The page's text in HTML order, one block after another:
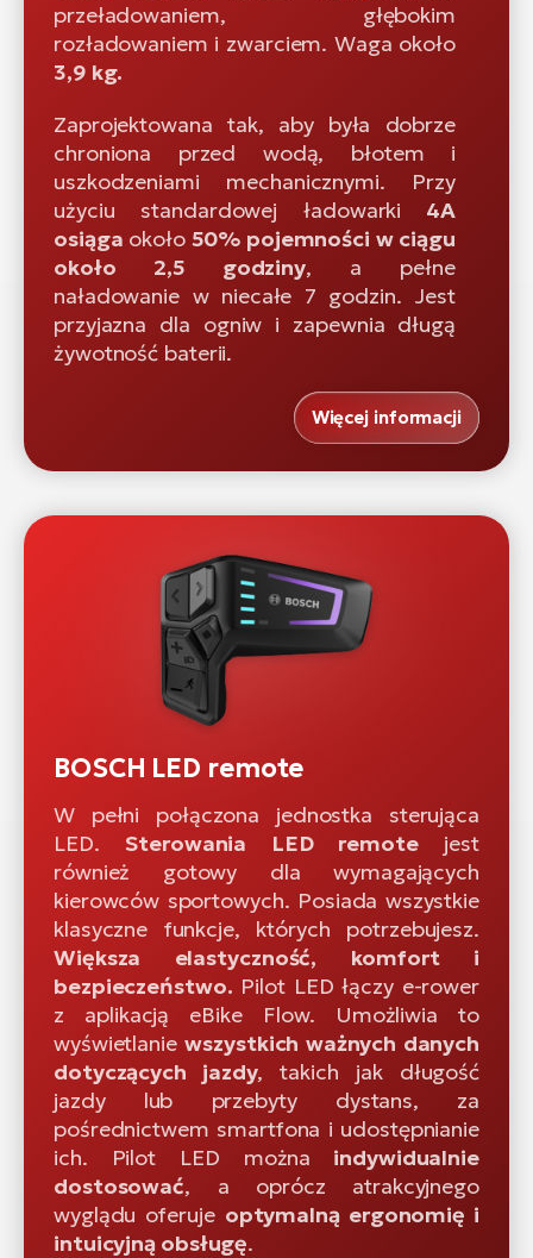
przeładowaniem, głębokim
rozładowaniem i zwarciem. Waga około
3,9 kg.
Zaprojektowana tak, aby była dobrze
chroniona przed wodą, błotem i
uszkodzeniami mechanicznymi. Przy
użyciu standardowej ładowarki 4A
osiąga około50% pojemności w ciągu
około 2,5 godziny, a pełne
naładowanie w niecałe 7 godzin. Jest
przyjazna dla ogniw i zapewnia długą
żywotność baterii.
Więcej informacji
BOSCH LED remote
W pełni połączona jednostka sterująca
LED.Sterowania LED remotejest
również gotowy dla wymagających
kierowców sportowych. Posiada wszystkie
klasyczne funkcje, których potrzebujesz.
Większa elastyczność, komfort i
bezpieczeństwo. Pilot LED łączy e-rower
z aplikacją eBike Flow. Umożliwia to
wyświetlaniewszystkich ważnych danych
dotyczących jazdy, takich jak długość
jazdy lub przebyty dystans, za
pośrednictwem smartfona i udostępnianie
ich. Pilot LED można indywidualnie
dostosować, a oprócz atrakcyjnego
wyglądu oferuje optymalną ergonomię i
intuicyjną obsługę.